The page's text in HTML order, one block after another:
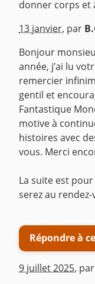
donner corps et
^
13 janvier, par
Bonjour
année, j’ai lu
remercier
gentil et
Fantastique
motive à
histoires avec
vous. Merci
‎La suite est
serez au rendez-
Répondre à
9 juillet 2025, par